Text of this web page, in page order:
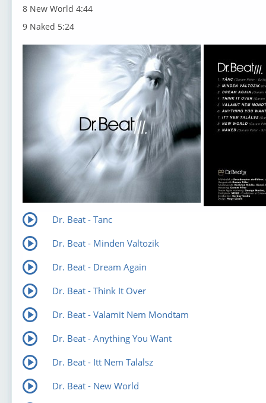
8 New World 4:44
9 Naked 5:24
Dr. Beat - Tanc
Dr. Beat - Minden Valtozik
Dr. Beat - Dream Again
Dr. Beat - Think It Over
Dr. Beat - Valamit Nem Mondtam
Dr. Beat - Anything You Want
Dr. Beat - Itt Nem Talalsz
Dr. Beat - New World